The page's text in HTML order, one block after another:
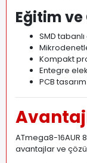
Eğitim
SMD
Kompakt
Entegre
PCB
ATmega8-16AUR
avantajlar ve